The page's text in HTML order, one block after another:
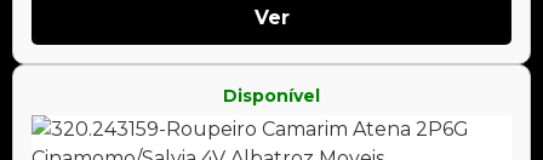
Ver
Disponível